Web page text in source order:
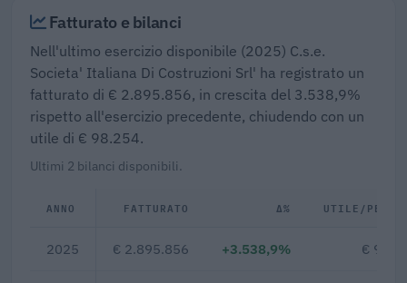
Fatturato e bilanci
Nell'ultimo esercizio disponibile (2025) C.s.e.
Societa' Italiana Di Costruzioni Srl' ha registrato un
fatturato di € 2.895.856, in crescita del 3.538,9%
rispetto all'esercizio precedente, chiudendo con un
utile di € 98.254.
Ultimi 2 bilanci disponibili.
ANNO FATTURATO Δ% UTILE/
2025 € 2.895.856 +3.538,9% €